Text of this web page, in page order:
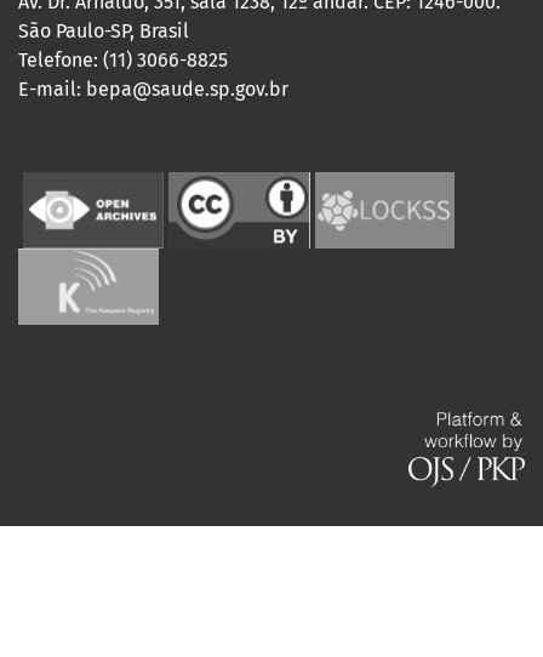
São Paulo-SP, Brasil
Telefone: (11) 3066-8825
E-mail: bepa@saude.sp.gov.br